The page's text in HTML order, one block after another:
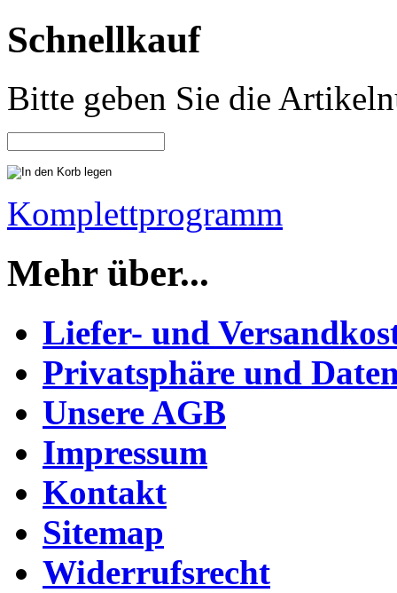
Schnellkauf
Bitte geben Sie die
Komplettprogramm
Mehr über...
Liefer- und
Privatsphäre und
Unsere AGB
Impressum
Kontakt
Sitemap
Widerrufsrecht